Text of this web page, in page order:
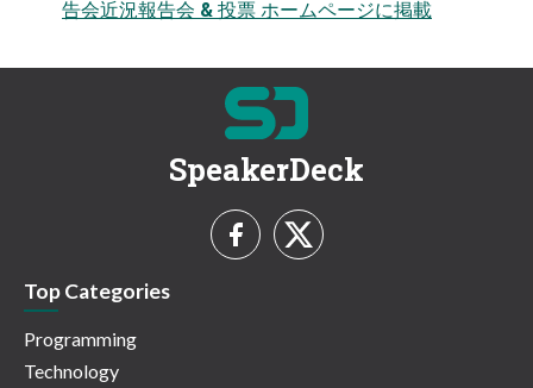
告会近況報告会 & 投票 ホームページに掲載
SpeakerDeck
Top Categories
Programming
Technology